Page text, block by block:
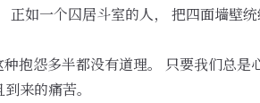
正如一个囚居斗室的人， 把四面墙壁
抱怨多半都没有道理。 只要我们总是
来的痛苦。